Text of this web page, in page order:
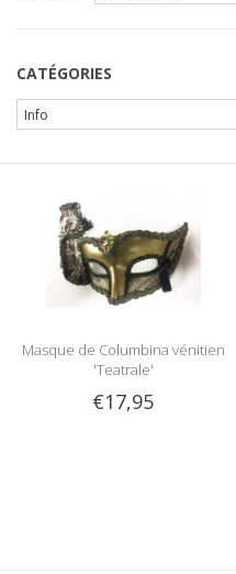
CATÉGORIES
Masque de Columbina vénitien
'Teatrale'
€17,95